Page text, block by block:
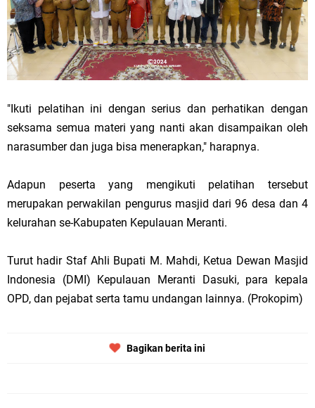
"Ikuti pelatihan ini dengan serius dan perhatikan dengan
seksama semua materi yang nanti akan disampaikan oleh
narasumber dan juga bisa menerapkan," harapnya.
Adapun peserta yang mengikuti pelatihan tersebut
merupakan perwakilan pengurus masjid dari 96 desa dan 4
kelurahan se-Kabupaten Kepulauan Meranti.
Turut hadir Staf Ahli Bupati M. Mahdi, Ketua Dewan Masjid
Indonesia (DMI) Kepulauan Meranti Dasuki, para kepala
OPD, dan pejabat serta tamu undangan lainnya. (Prokopim)
Bagikan berita ini